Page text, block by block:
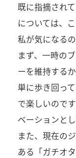
既に指摘され
については、
私が気になる
まず、一時の
ーを維持する
単に歩き回っ
で楽しいので
ベーションとし
また、現在の
ある「ガチオ